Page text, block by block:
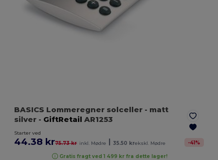
BASICS Lommeregner solceller - matt
silver - GiftRetail AR1253
Starter ved
44.38 kr75.73 kr inkl. Mødre 35.50 krekskl. Mødre -41%
Gratis fragt ved 1 499 kr fra dette lager!